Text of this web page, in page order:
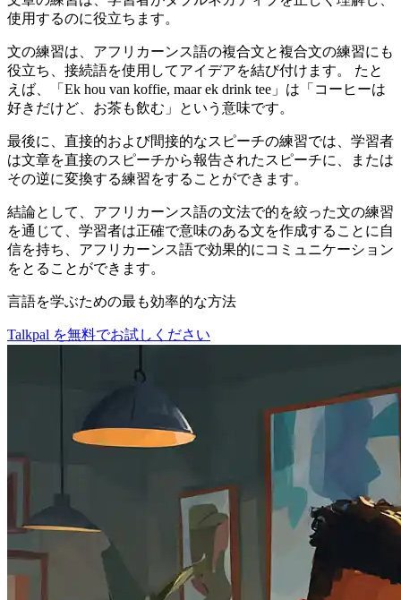
使用するのに役立ちます。
文の練習は、アフリカーンス語の複合文と複合文の練習にも
役立ち、接続語を使用してアイデアを結び付けます。 たと
えば、「Ek hou van koffie, maar ek drink tee」は「コーヒーは
好きだけど、お茶も飲む」という意味です。
最後に、直接的および間接的なスピーチの練習では、学習者
は文章を直接のスピーチから報告されたスピーチに、または
その逆に変換する練習をすることができます。
結論として、アフリカーンス語の文法で的を絞った文の練習
を通じて、学習者は正確で意味のある文を作成することに自
信を持ち、アフリカーンス語で効果的にコミュニケーション
をとることができます。
言語を学ぶための最も効率的な方法
Talkpal を無料でお試しください